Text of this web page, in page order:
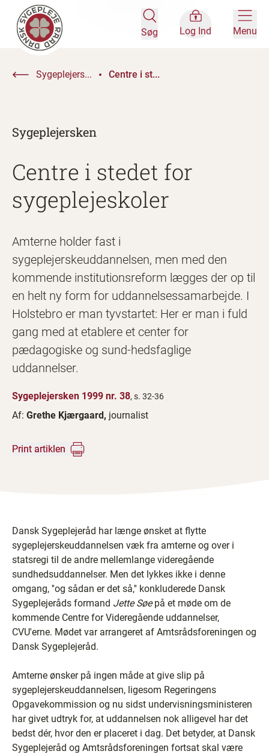
Søg Log Ind Menu
Sygeplejers... Centre i st...
Sygeplejersken
Centre i stedet for
sygeplejeskoler
Amterne holder fast i
sygeplejerskeuddannelsen, men med den
kommende institutionsreform lægges der op til
en helt ny form for uddannelsessamarbejde. I
Holstebro er man tyvstartet: Her er man i fuld
gang med at etablere et center for
pædagogiske og sund-hedsfaglige
uddannelser.
Sygeplejersken 1999 nr. 38, s. 32-36
Af: Grethe Kjærgaard, journalist
Print artiklen
Dansk Sygeplejeråd har længe ønsket at flytte
sygeplejerskeuddannelsen væk fra amterne og over i
statsregi til de andre mellemlange videregående
sundhedsuddannelser. Men det lykkes ikke i denne
omgang, ''og sådan er det så,'' konkluderede Dansk
Sygeplejeråds formand Jette Søepå et møde om de
kommende Centre for Videregående uddannelser,
CVU'erne. Mødet var arrangeret af Amtsrådsforeningen og
Dansk Sygeplejeråd.
Amterne ønsker på ingen måde at give slip på
sygeplejerskeuddannelsen, ligesom Regeringens
Opgavekommission og nu sidst undervisningsministeren
har givet udtryk for, at uddannelsen nok alligevel har det
bedst dér, hvor den er placeret i dag. Det betyder, at Dansk
Sygeplejeråd og Amtsrådsforeningen fortsat skal være